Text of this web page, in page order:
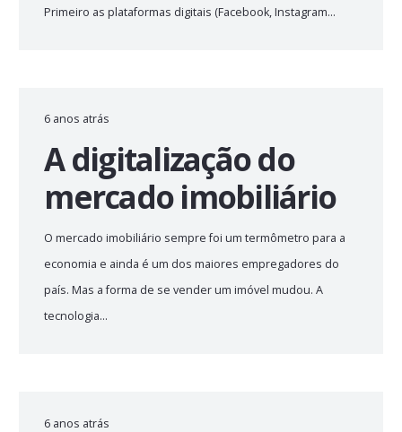
Primeiro as plataformas digitais (Facebook, Instagram…
6 anos atrás
A digitalização do
mercado imobiliário
O mercado imobiliário sempre foi um termômetro para a
economia e ainda é um dos maiores empregadores do
país. Mas a forma de se vender um imóvel mudou. A
tecnologia…
6 anos atrás